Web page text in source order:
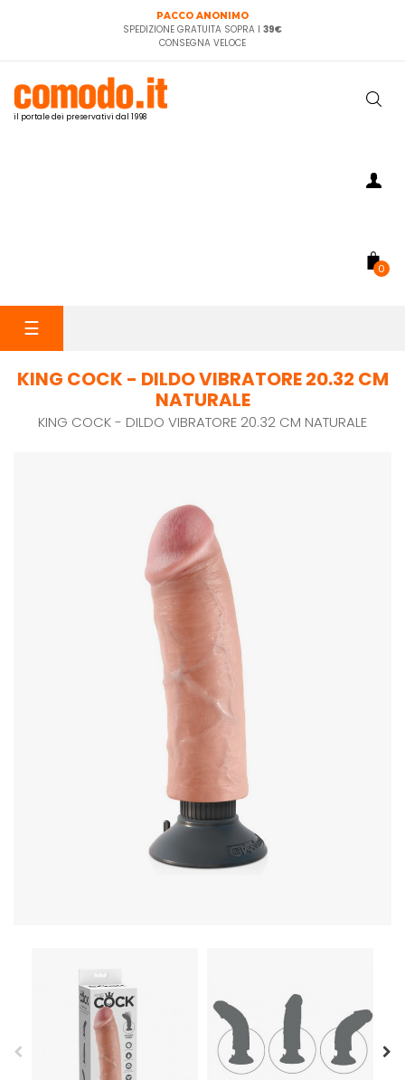
PACCO ANONIMO
SPEDIZIONE GRATUITA SOPRA I 39€
CONSEGNA VELOCE
il portale dei preservativi dal 1998
0
navigazione
☰
KING COCK - DILDO VIBRATORE 20.32 CM
NATURALE
KING COCK - DILDO VIBRATORE 20.32 CM NATURALE